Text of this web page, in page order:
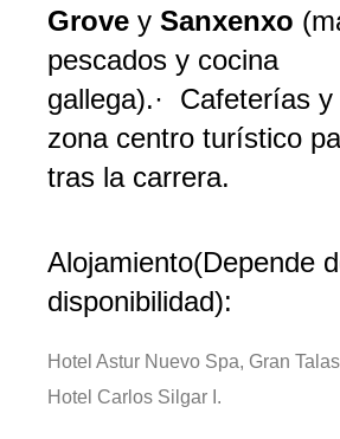
Grove y Sanxenxo
pescados y cocina
gallega).· Cafeterías y
zona centro turístico
tras la carrera.
Alojamiento(Depende
disponibilidad):
Hotel Astur Nuevo Spa, Gran
Hotel Carlos Silgar I.